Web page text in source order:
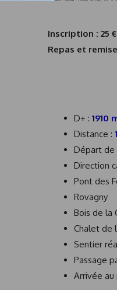
Inscription : 25 €
Repas et
D+ : 1910
Distance :
Départ de
Direction
Pont des
Rovagny
Bois de la
Chalet de
Sentier
Passage
Arrivée au